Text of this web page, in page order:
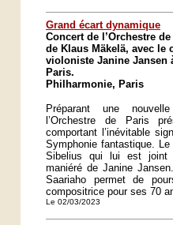
Grand écart dynamique
Concert de l’Orchestre
de Klaus Mäkelä, avec le
violoniste Janine Jansen
Paris.
Philharmonie, Paris
Préparant une
l’Orchestre de Paris
comportant l’inévitable
Symphonie fantastique.
Sibelius qui lui est
maniéré de Janine
Saariaho permet de
compositrice pour ses 70
Le 02/03/2023